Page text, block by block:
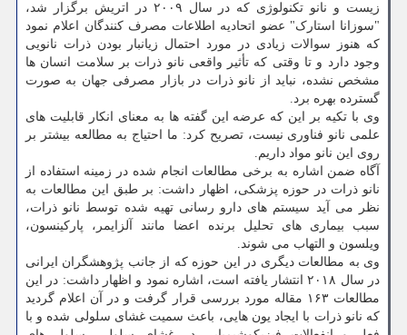
زیست و نانو تکنولوژی که در سال ۲۰۰۹ در اتریش برگزار شد،
"سوزانا استارک" عضو اتحادیه اطلاعات مصرف کنندگان اعلام نمود
که هنوز سوالات زیادی در مورد احتمال زیانبار بودن ذرات نانویی
وجود دارد و تا وقتی که تأثیر واقعی نانو ذرات بر سلامت انسان ها
مشخص نشده، نباید از نانو ذرات در بازار مصرفی جهان به صورت
گسترده بهره برد.
وی با تکیه بر این که عرضه این گفته ها به معنای انکار قابلیت های
علمی نانو فناوری نیست، تصریح کرد: ما احتیاج به مطالعه بیشتر بر
روی این نانو مواد داریم.
آگاه ضمن اشاره به برخی مطالعات انجام شده در زمینه استفاده از
نانو ذرات در حوزه پزشکی، اظهار داشت: بر طبق این مطالعات به
نظر می آید سیستم های دارو رسانی تهیه شده توسط نانو ذرات،
سبب بیماری های تحلیل برنده اعضا مانند آلزایمر، پارکینسون،
ویلسون و التهاب می شوند.
وی به مطالعات دیگری در این حوزه که از جانب پژوهشگران ایرانی
در سال ۲۰۱۸ انتشار یافته است، اشاره نمود و اظهار داشت: در این
مطالعات ۱۶۳ مقاله مورد بررسی قرار گرفت و در آن اعلام گردید
که نانو ذرات با ایجاد یون‎ هایی، باعث سمیت غشای سلولی شده و با